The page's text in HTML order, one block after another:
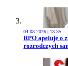
04.08.2026 | 18:35
Przejdź do
RPO apeluje o
rozrodczych